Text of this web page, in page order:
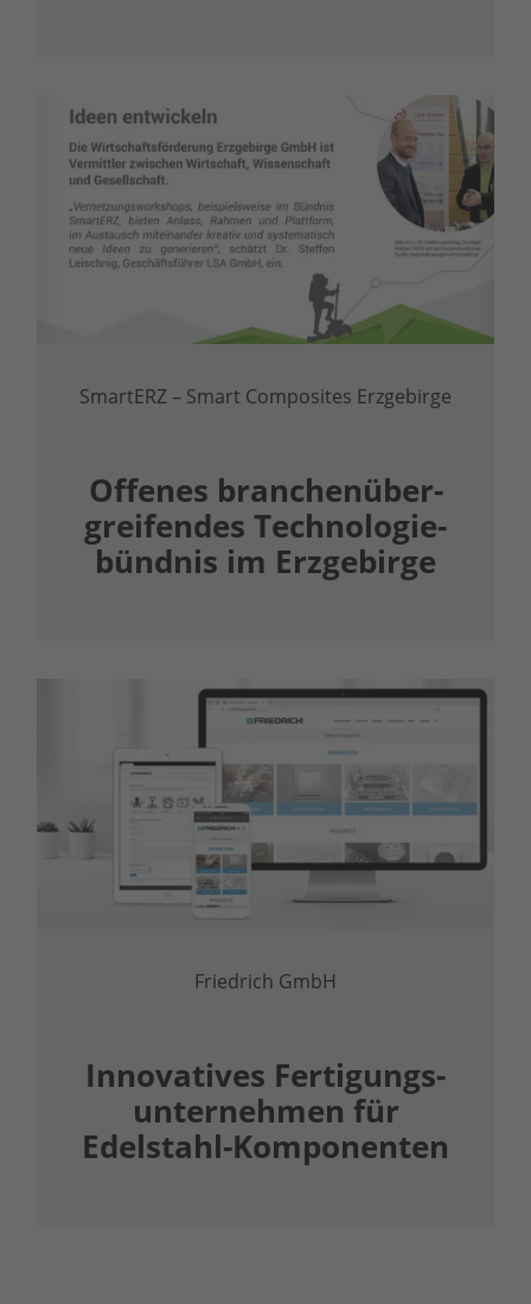
SmartERZ – Smart Composites Erzgebirge
Offenes branchen­über­
greifendes Technologie­
bündnis im Erzgebirge
Friedrich GmbH
Innovatives Fertigungs­
unternehmen für
Edelstahl-Komponenten